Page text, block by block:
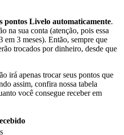
pontos Livelo automaticamente.
na sua conta (atenção, pois essa
em 3 meses). Então, sempre que
trocados por dinheiro, desde que
irá apenas trocar seus pontos que
assim, confira nossa tabela
você consegue receber em